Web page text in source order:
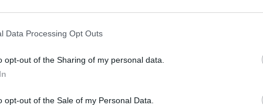
Data Processing Opt Outs
opt-out of the Sharing of my personal data.
opt-out of the Sale of my Personal Data.